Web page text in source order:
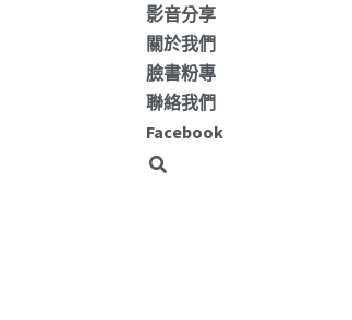
影音分享
關於我們
臉書粉專
聯絡我們
Facebook